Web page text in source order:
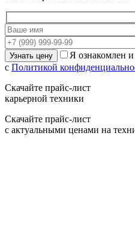
Я ознакомлен и
с Политикой
Скачайте прайс-лист
карьерной техники
Скачайте прайс-лист
с актуальными ценами на